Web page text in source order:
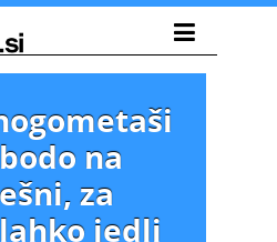
na
za
jedli